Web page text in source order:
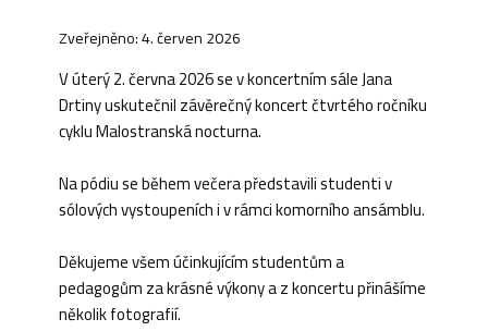
Zveřejněno: 4. červen 2026
V úterý 2. června 2026 se v koncertním sále Jana
Drtiny uskutečnil závěrečný koncert čtvrtého ročníku
cyklu Malostranská nocturna.
Na pódiu se během večera představili studenti v
sólových vystoupeních i v rámci komorního ansámblu.
Děkujeme všem účinkujícím studentům a
pedagogům za krásné výkony a z koncertu přinášíme
několik fotografií.